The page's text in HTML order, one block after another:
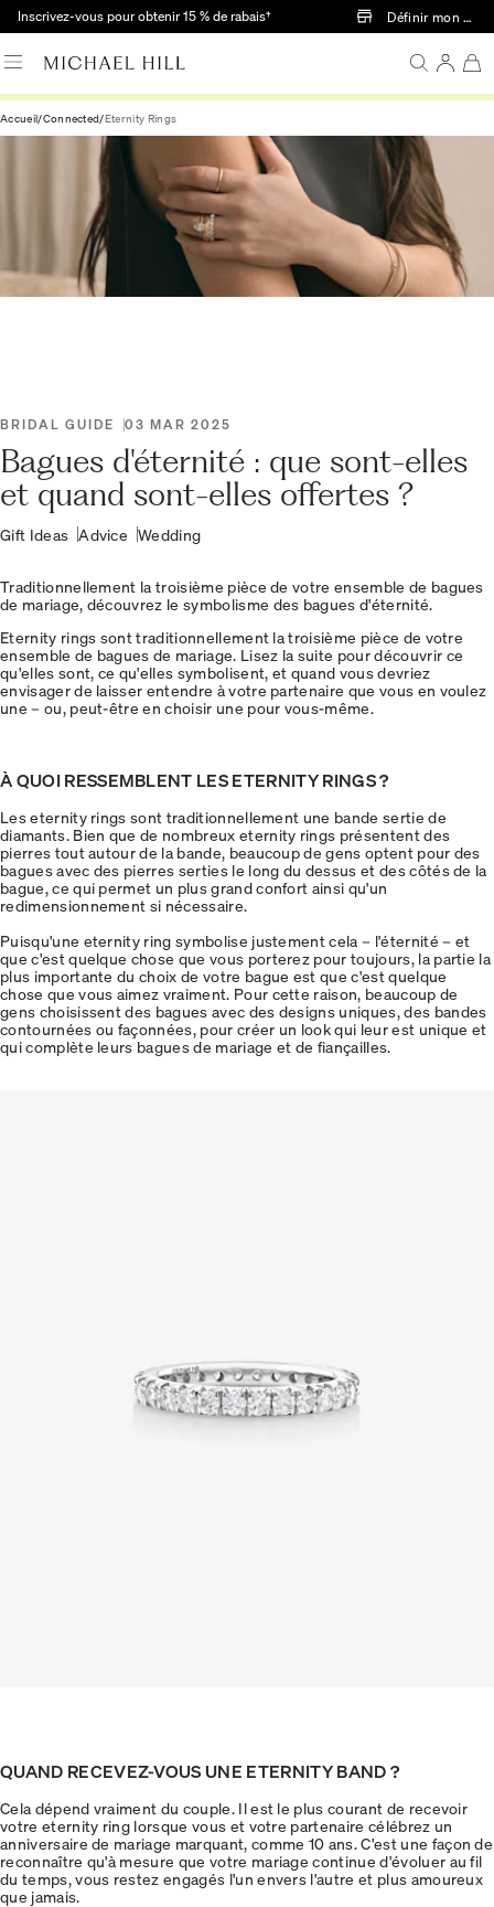
Passer au contenu principal
Inscrivez-vous pour obtenir 15 % de rabais† Définir mon
Accueil/Connected/Eternity Rings
BRIDAL GUIDE 03 MAR 2025
Bagues d'éternité : que sont-elles
et quand sont-elles offertes ?
Gift Ideas Advice Wedding
Traditionnellement la troisième pièce de votre ensemble de bagues
de mariage, découvrez le symbolisme des bagues d'éternité.
Eternity rings sont traditionnellement la troisième pièce de votre
ensemble de bagues de mariage. Lisez la suite pour découvrir ce
qu'elles sont, ce qu'elles symbolisent, et quand vous devriez
envisager de laisser entendre à votre partenaire que vous en voulez
une – ou, peut-être en choisir une pour vous-même.
À QUOI RESSEMBLENT LES ETERNITY RINGS ?
Les eternity rings sont traditionnellement une bande sertie de
diamants. Bien que de nombreux eternity rings présentent des
pierres tout autour de la bande, beaucoup de gens optent pour des
bagues avec des pierres serties le long du dessus et des côtés de la
bague, ce qui permet un plus grand confort ainsi qu'un
redimensionnement si nécessaire.
Puisqu'une eternity ring symbolise justement cela – l'éternité – et
que c'est quelque chose que vous porterez pour toujours, la partie la
plus importante du choix de votre bague est que c'est quelque
chose que vous aimez vraiment. Pour cette raison, beaucoup de
gens choisissent des bagues avec des designs uniques, des bandes
contournées ou façonnées, pour créer un look qui leur est unique et
qui complète leurs bagues de mariage et de fiançailles.
QUAND RECEVEZ-VOUS UNE ETERNITY BAND ?
Cela dépend vraiment du couple. Il est le plus courant de recevoir
votre eternity ring lorsque vous et votre partenaire célébrez un
anniversaire de mariage marquant, comme 10 ans. C'est une façon de
reconnaître qu'à mesure que votre mariage continue d'évoluer au fil
du temps, vous restez engagés l'un envers l'autre et plus amoureux
que jamais.